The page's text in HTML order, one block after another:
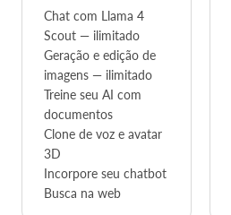
Chat com Llama 4
Scout — ilimitado
Geração e edição de
imagens — ilimitado
Treine seu AI com
documentos
Clone de voz e avatar
3D
Incorpore seu chatbot
Busca na web